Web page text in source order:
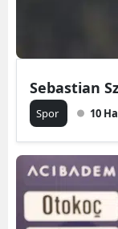
Sebastian
Spor 10